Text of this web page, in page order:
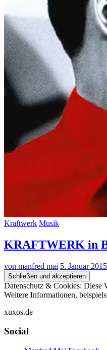
Kraftwerk Musik
KRAFTWERK in
von manfred mai 5. Januar 2015
Datenschutz & Cookies: Diese
Weitere Informationen,
xuxos.de
Social